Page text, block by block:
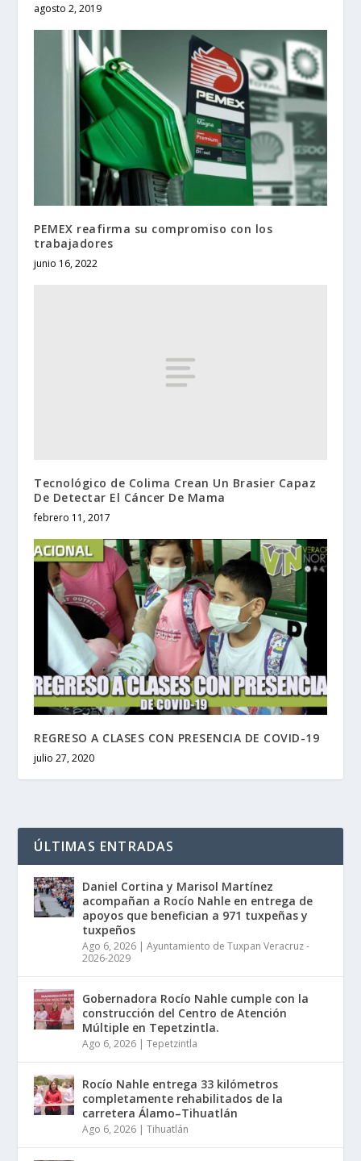
agosto 2, 2019
PEMEX reafirma su compromiso con los
trabajadores
junio 16, 2022
Tecnológico de Colima Crean Un Brasier Capaz
De Detectar El Cáncer De Mama
febrero 11, 2017
REGRESO A CLASES CON PRESENCIA DE COVID-19
julio 27, 2020
ÚLTIMAS ENTRADAS
Daniel Cortina y Marisol Martínez
acompañan a Rocío Nahle en entrega de
apoyos que benefician a 971 tuxpeñas y
tuxpeños
Ago 6, 2026 |Ayuntamiento de Tuxpan Veracruz -
2026-2029
Gobernadora Rocío Nahle cumple con la
construcción del Centro de Atención
Múltiple en Tepetzintla.
Ago 6, 2026 |Tepetzintla
Rocío Nahle entrega 33 kilómetros
completamente rehabilitados de la
carretera Álamo–Tihuatlán
Ago 6, 2026 |Tihuatlán